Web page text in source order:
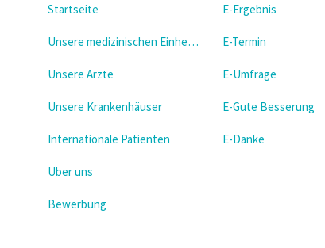
Startseite
Unsere medizinischen Einheiten
Unsere Arzte
Unsere Krankenhäuser
Internationale Patienten
Uber uns
Bewerbung
E-Ergebnis
E-Termin
E-Umfrage
E-Gute Besserung
E-Danke